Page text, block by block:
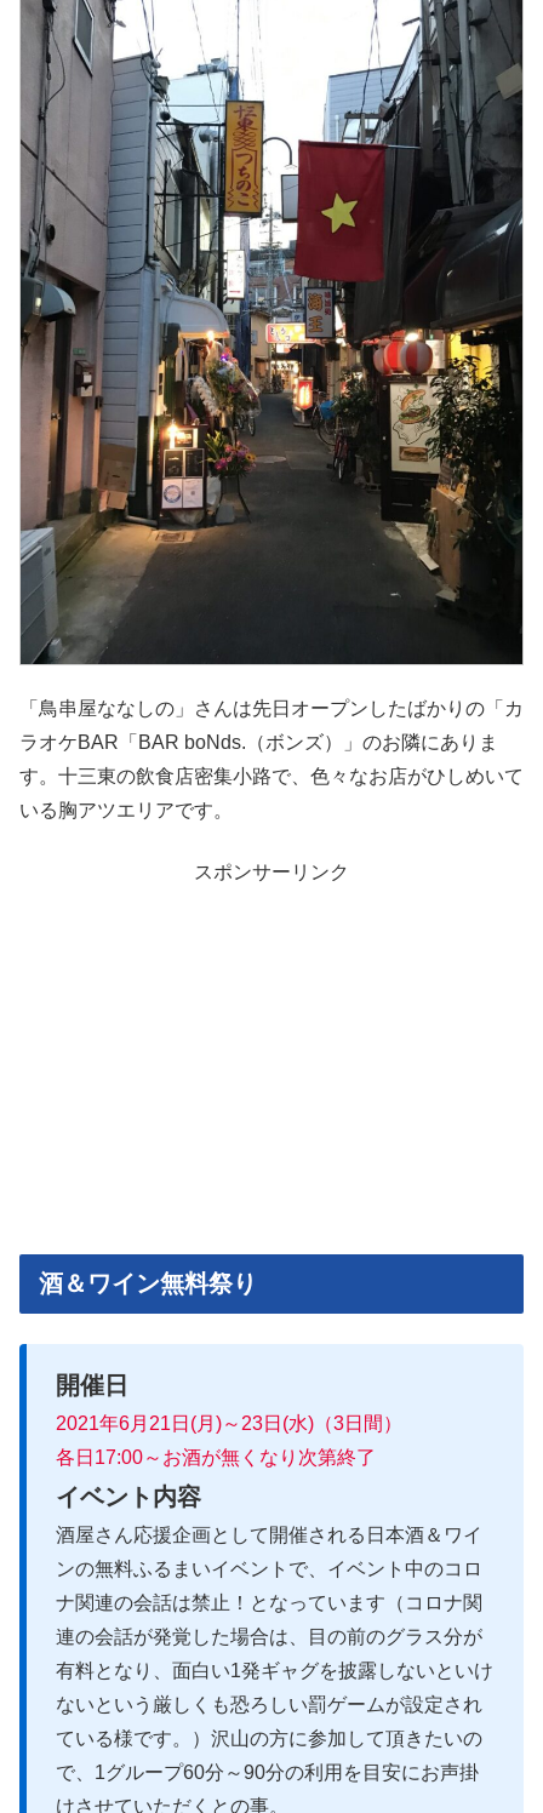
「鳥串屋ななしの」さんは先日オープンしたばかりの「カ
ラオケBAR「BAR boNds.（ボンズ）」のお隣にありま
す。十三東の飲食店密集小路で、色々なお店がひしめいて
いる胸アツエリアです。
スポンサーリンク
酒＆ワイン無料祭り
開催日
2021年6月21日(月)～23日(水)（3日間）
各日17:00～お酒が無くなり次第終了
イベント内容
酒屋さん応援企画として開催される日本酒＆ワイ
ンの無料ふるまいイベントで、イベント中のコロ
ナ関連の会話は禁止！となっています（コロナ関
連の会話が発覚した場合は、目の前のグラス分が
有料となり、面白い1発ギャグを披露しないといけ
ないという厳しくも恐ろしい罰ゲームが設定され
ている様です。）沢山の方に参加して頂きたいの
で、1グループ60分～90分の利用を目安にお声掛
けさせていただくとの事。